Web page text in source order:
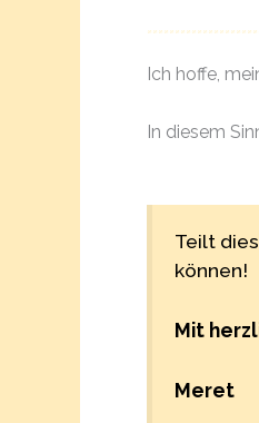
Ich hoffe,
In diesem
Teilt
können!
Mit
Meret